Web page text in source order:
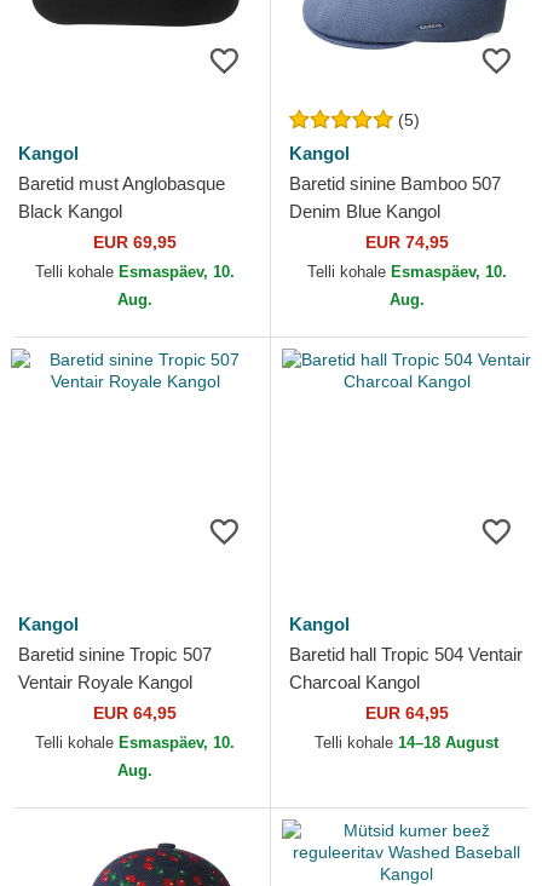
Kangol
Baretid must Anglobasque
Black Kangol
EUR 69,95
Telli kohale Esmaspäev, 10.
Aug.
(5)
Kangol
Baretid sinine Bamboo 507
Denim Blue Kangol
EUR 74,95
Telli kohale Esmaspäev, 10.
Aug.
Kangol
Baretid sinine Tropic 507
Ventair Royale Kangol
EUR 64,95
Telli kohale Esmaspäev, 10.
Aug.
Kangol
Baretid hall Tropic 504 Ventair
Charcoal Kangol
EUR 64,95
Telli kohale 14–18 August